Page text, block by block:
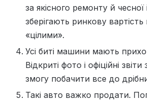
за якісного ремонту й чесної
зберігають ринкову вартість
«цілими».
Усі биті машини мають
Відкриті фото і офіційні
змогу побачити все до
Такі авто важко продати.